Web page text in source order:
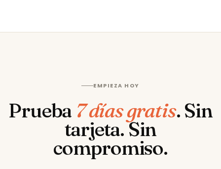
EMPIEZA HOY
Prueba 7 días gratis. Sin
tarjeta. Sin
compromiso.